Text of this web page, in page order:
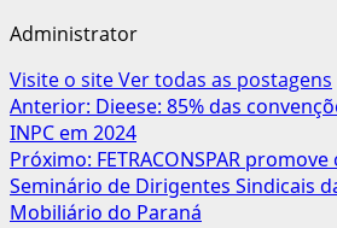
Administrator
Visite o siteVer todas as postagens
Navegação
de
artigos
Anterior: Dieese: 85% das
INPC em 2024
Próximo: FETRACONSPAR
Seminário de Dirigentes Sindicais
Mobiliário do Paraná